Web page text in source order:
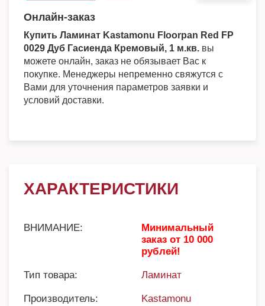
Онлайн-заказ
Купить Ламинат Kastamonu Floorpan Red FP
0029 Дуб Гасиенда Кремовый, 1 м.кв. вы
можете онлайн, заказ не обязывает Вас к
покупке. Менеджеры непременно свяжутся с
Вами для уточнения параметров заявки и
условий доставки.
ХАРАКТЕРИСТИКИ
ВНИМАНИЕ:
Минимальный
заказ от 10 000
рублей!
Тип товара: Ламинат
Производитель: Kastamonu